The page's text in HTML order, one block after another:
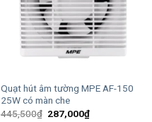
Quạt hút âm tường MPE AF-150
25W có màn che
445,500₫ Giá
287,000₫Giá